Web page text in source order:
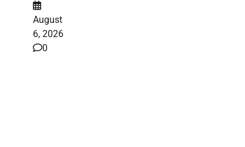
August
6, 2026
0